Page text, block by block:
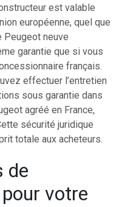
est valable
européenne, quel que
Peugeot neuve
garantie que si vous
français.
effectuer l’entretien
sous garantie dans
agréé en France,
sécurité juridique
totale aux acheteurs.
de
votre